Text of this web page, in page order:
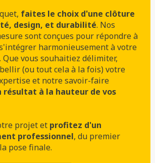
faites le choix d'une clôture
design, et durabilité. Nos
sont conçues pour répondre à
harmonieusement à votre
vous souhaitiez délimiter,
(ou tout cela à la fois) votre
et notre savoir-faire
résultat à la hauteur de vos
projet et profitez d'un
professionnel, du premier
pose finale.